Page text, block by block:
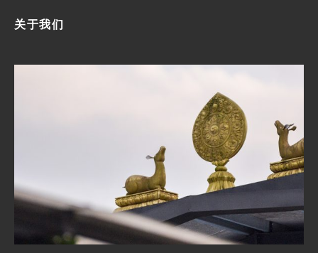
关于我们